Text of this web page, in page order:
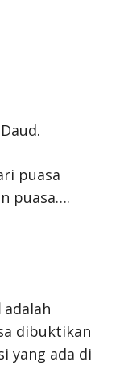
puasa
puasa….
adalah
dibuktikan
yang ada di